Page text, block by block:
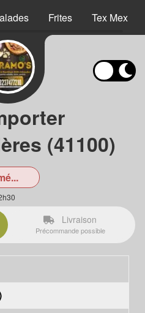
Frites Tex Mex
(41100)
Livraison
Précommande possible